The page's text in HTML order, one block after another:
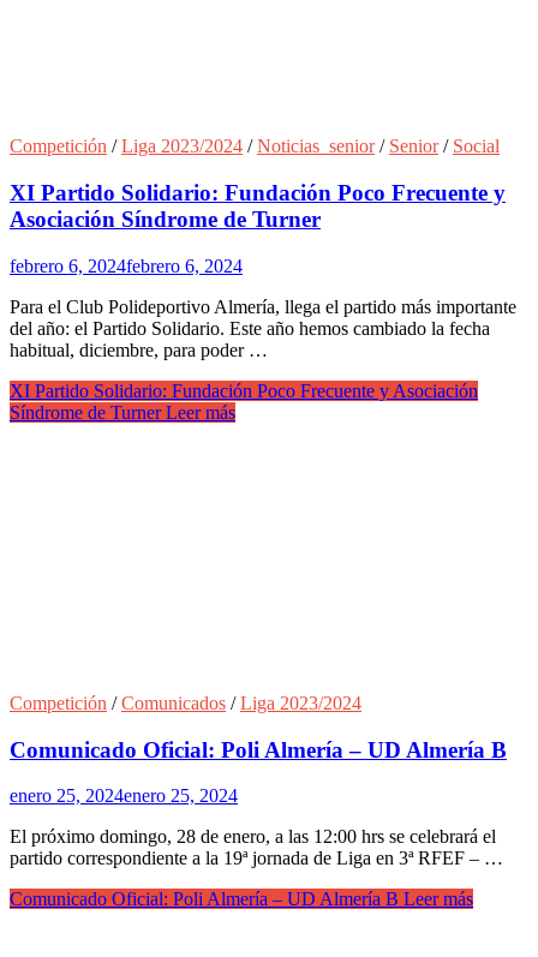
Competición /Liga 2023/2024 /Noticias_senior/ Senior/ Social
XI Partido Solidario: Fundación Poco Frecuente y
Asociación Síndrome de Turner
febrero 6, 2024febrero 6, 2024
Para el Club Polideportivo Almería, llega el partido más importante
del año: el Partido Solidario. Este año hemos cambiado la fecha
habitual, diciembre, para poder …
XI Partido Solidario: Fundación Poco Frecuente y Asociación
Síndrome de TurnerLeer más
Competición /Comunicados /Liga 2023/2024
Comunicado Oficial: Poli Almería – UD Almería B
enero 25, 2024enero 25, 2024
El próximo domingo, 28 de enero, a las 12:00 hrs se celebrará el
partido correspondiente a la 19ª jornada de Liga en 3ª RFEF – …
Comunicado Oficial: Poli Almería – UD Almería B Leer más